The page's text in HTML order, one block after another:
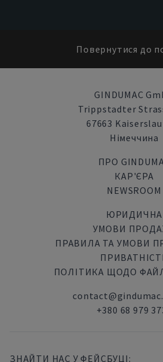
Повернутися до
GINDUMAC
Trippstadter
67663
Німеччина
ПРО
КАР'ЄРА
NEWSROOM
ЮРИДИЧНА
УМОВИ
ПРАВИЛА ТА УМОВИ
ПОЛІТИКА ЩОДО
+380 68 979
ЗНАЙТИ НАС У ФЕЙСБУЦІ: